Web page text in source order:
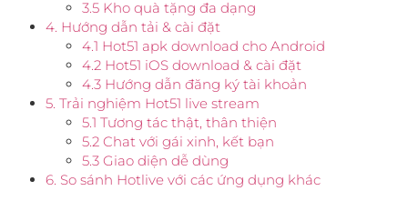
3.5 Kho quà tặng đa dạng
4. Hướng dẫn tải & cài đặt
4.1 Hot51 apk download cho Android
4.2 Hot51 iOS download & cài đặt
4.3 Hướng dẫn đăng ký tài khoản
5. Trải nghiệm Hot51 live stream
5.1 Tương tác thật, thân thiện
5.2 Chat với gái xinh, kết bạn
5.3 Giao diện dễ dùng
6. So sánh Hotlive với các ứng dụng khác